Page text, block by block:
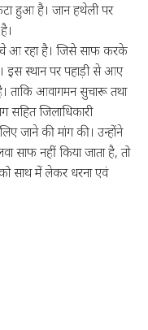
हुआ है। जान हथेली पर
आ रहा है। जिसे साफ करके
इस स्थान पर पहाड़ी से आए
ताकि आवागमन सुचारू तथा
सहित जिलाधिकारी
जाने की मांग की। उन्होंने
साफ नहीं किया जाता है, तो
साथ में लेकर धरना एवं